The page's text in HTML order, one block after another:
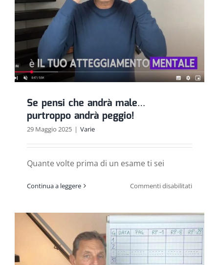
Se pensi che andrà male…
purtroppo andrà peggio!
29 Maggio 2025 | Varie
Quante volte prima di un esame ti sei
Continua a leggere Commenti disabilitatisu
che
andrà
male…
andrà
peggio!